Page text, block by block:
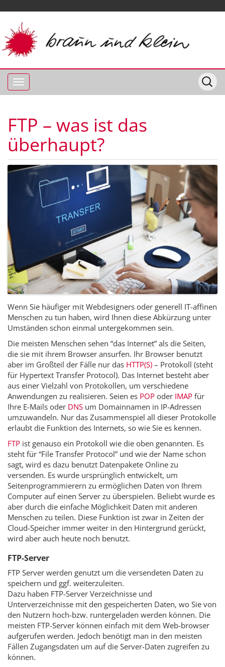
FTP – was ist das
überhaupt?
Wenn Sie häufiger mit Webdesigners oder generell IT-affinen
Menschen zu tun haben, wird Ihnen diese Abkürzung unter
Umständen schon einmal untergekommen sein.
Die meisten Menschen sehen “das Internet” als die Seiten,
die sie mit ihrem Browser ansurfen. Ihr Browser benutzt
aber im Großteil der Fälle nur das HTTP(S) – Protokoll (steht
für Hypertext Transfer Protocol). Das Internet besteht aber
aus einer Vielzahl von Protokollen, um verschiedene
Anwendungen zu realisieren. Seien es POP oder IMAP für
Ihre E-Mails oder DNS um Domainnamen in IP-Adressen
umzuwandeln. Nur das Zusammenspiel all dieser Protokolle
erlaubt die Funktion des Internets, so wie Sie es kennen.
FTP ist genauso ein Protokoll wie die oben genannten. Es
steht für “File Transfer Protocol” und wie der Name schon
sagt, wird es dazu benutzt Datenpakete Online zu
versenden. Es wurde ursprünglich entwickelt, um
Seitenprogrammierern zu ermöglichen Daten von Ihrem
Computer auf einen Server zu überspielen. Beliebt wurde es
aber durch die einfache Möglichkeit Daten mit anderen
Menschen zu teilen. Diese Funktion ist zwar in Zeiten der
Cloud-Speicher immer weiter in den Hintergrund gerückt,
wird aber auch heute noch benutzt.
FTP-Server
FTP Server werden genutzt um die versendeten Daten zu
speichern und ggf. weiterzuleiten.
Dazu haben FTP-Server Verzeichnisse und
Unterverzeichnisse mit den gespeicherten Daten, wo Sie von
den Nutzern hoch-bzw. runtergeladen werden können. Die
meisten FTP-Server können einfach mit dem Web-browser
aufgerufen werden. Jedoch benötigt man in den meisten
Fällen Zugangsdaten um auf die Server-Daten zugreifen zu
können.